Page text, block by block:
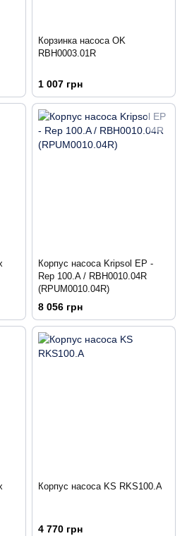
Корзинка насоса OK
RBH0003.01R
1 007 грн
Корпус насоса Kripsol EP -
Rep 100.A / RBH0010.04R
(RPUM0010.04R)
8 056 грн
Корпус насоса KS RKS100.A
4 770 грн